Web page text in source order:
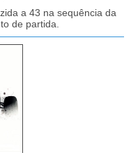
a 43 na sequência da
de partida.